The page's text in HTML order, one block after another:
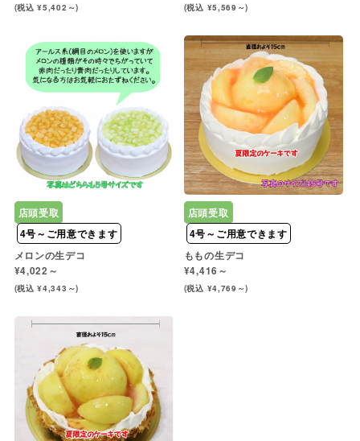
(税込 ¥5,402～) (税込 ¥5,569～)
店頭受取
4号～ご用意できます
メロンの生デコ
¥4,022～
(税込 ¥4,343～)
店頭受取
4号～ご用意できます
ももの生デコ
¥4,416～
(税込 ¥4,769～)